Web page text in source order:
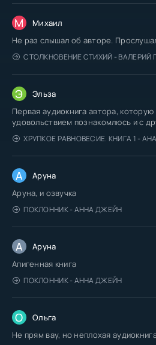
М Михаил
Не раз слышал об авторе.
СТОЛКНОВЕНИЕ СТИХИЙ - ВАЛЕРИЙ
Э Эльза
Первая аудиокнига автора,
удовольствием познакомлюсь и с
ХРУПКОЕ РАВНОВЕСИЕ. КНИГА 1 -
А Аруна
Аруна, и озвучка
ПОКЛОННИК - АННА ДЖЕЙН
А Аруна
Апигенная книга
ПОКЛОННИК - АННА ДЖЕЙН
О Ольга
Не прям вау, но неплохая